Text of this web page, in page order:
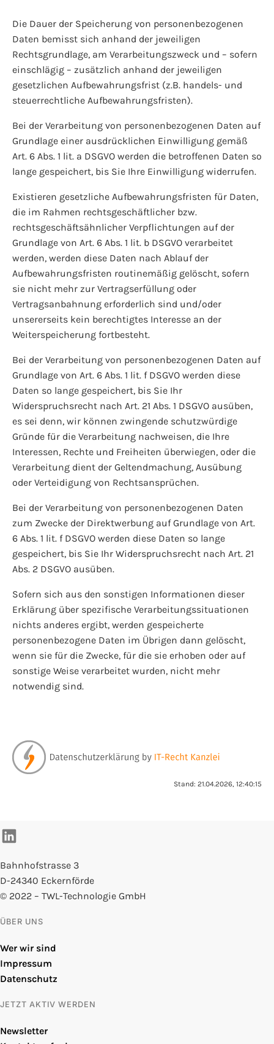
Die Dauer der Speicherung von personenbezogenen
Daten bemisst sich anhand der jeweiligen
Rechtsgrundlage, am Verarbeitungszweck und – sofern
einschlägig – zusätzlich anhand der jeweiligen
gesetzlichen Aufbewahrungsfrist (z.B. handels- und
steuerrechtliche Aufbewahrungsfristen).
Bei der Verarbeitung von personenbezogenen Daten auf
Grundlage einer ausdrücklichen Einwilligung gemäß
Art. 6 Abs. 1 lit. a DSGVO werden die betroffenen Daten so
lange gespeichert, bis Sie Ihre Einwilligung widerrufen.
Existieren gesetzliche Aufbewahrungsfristen für Daten,
die im Rahmen rechtsgeschäftlicher bzw.
rechtsgeschäftsähnlicher Verpflichtungen auf der
Grundlage von Art. 6 Abs. 1 lit. b DSGVO verarbeitet
werden, werden diese Daten nach Ablauf der
Aufbewahrungsfristen routinemäßig gelöscht, sofern
sie nicht mehr zur Vertragserfüllung oder
Vertragsanbahnung erforderlich sind und/oder
unsererseits kein berechtigtes Interesse an der
Weiterspeicherung fortbesteht.
Bei der Verarbeitung von personenbezogenen Daten auf
Grundlage von Art. 6 Abs. 1 lit. f DSGVO werden diese
Daten so lange gespeichert, bis Sie Ihr
Widerspruchsrecht nach Art. 21 Abs. 1 DSGVO ausüben,
es sei denn, wir können zwingende schutzwürdige
Gründe für die Verarbeitung nachweisen, die Ihre
Interessen, Rechte und Freiheiten überwiegen, oder die
Verarbeitung dient der Geltendmachung, Ausübung
oder Verteidigung von Rechtsansprüchen.
Bei der Verarbeitung von personenbezogenen Daten
zum Zwecke der Direktwerbung auf Grundlage von Art.
6 Abs. 1 lit. f DSGVO werden diese Daten so lange
gespeichert, bis Sie Ihr Widerspruchsrecht nach Art. 21
Abs. 2 DSGVO ausüben.
Sofern sich aus den sonstigen Informationen dieser
Erklärung über spezifische Verarbeitungssituationen
nichts anderes ergibt, werden gespeicherte
personenbezogene Daten im Übrigen dann gelöscht,
wenn sie für die Zwecke, für die sie erhoben oder auf
sonstige Weise verarbeitet wurden, nicht mehr
notwendig sind.
Stand: 21.04.2026, 12:40:15
Bahnhofstrasse 3
D-24340 Eckernförde
© 2022 – TWL-Technologie GmbH
ÜBER UNS
Wer wir sind
Impressum
Datenschutz
JETZT AKTIV WERDEN
Newsletter